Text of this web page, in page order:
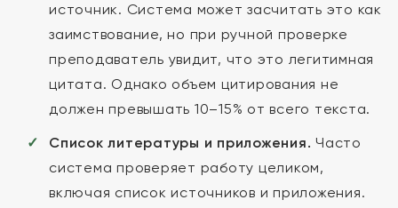
источник. Система может засчитать это как
заимствование, но при ручной проверке
преподаватель увидит, что это легитимная
цитата. Однако объем цитирования не
должен превышать 10–15% от всего текста.
Список литературы и приложения. Часто
система проверяет работу целиком,
включая список источников и приложения.